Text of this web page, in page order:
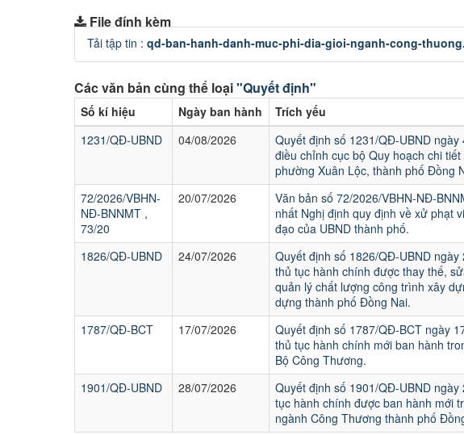
File đính kèm
Tải tập tin : qd-ban-hanh-danh-muc-phi-dia-gioi-nganh-cong-
Các văn bản cùng thể loại"Quyết định"
Số kí hiệu Ngày ban hành
Trích yếu
1231/QĐ-UBND
04/08/2026
Quyết định số 1231/QĐ-UBND
điều chỉnh cục bộ Quy hoạch chi
phường Xuân Lộc, thành phố Đồng
72/2026/VBHN-
NĐ-BNNMT ,
73/20
20/07/2026
Văn bản số 72/2026/VBHN-NĐ-
nhất Nghị định quy định về xử phạt
đạo của UBND thành phố.
1826/QĐ-UBND
24/07/2026
Quyết định số 1826/QĐ-UBND
thủ tục hành chính được thay thế,
quản lý chất lượng công trình xây
dựng thành phố Đồng Nai.
1787/QĐ-BCT
17/07/2026
Quyết định số 1787/QĐ-BCT ngày
thủ tục hành chính mới ban hành
Bộ Công Thương.
1901/QĐ-UBND
28/07/2026
Quyết định số 1901/QĐ-UBND
tục hành chính được ban hành mới
ngành Công Thương thành phố